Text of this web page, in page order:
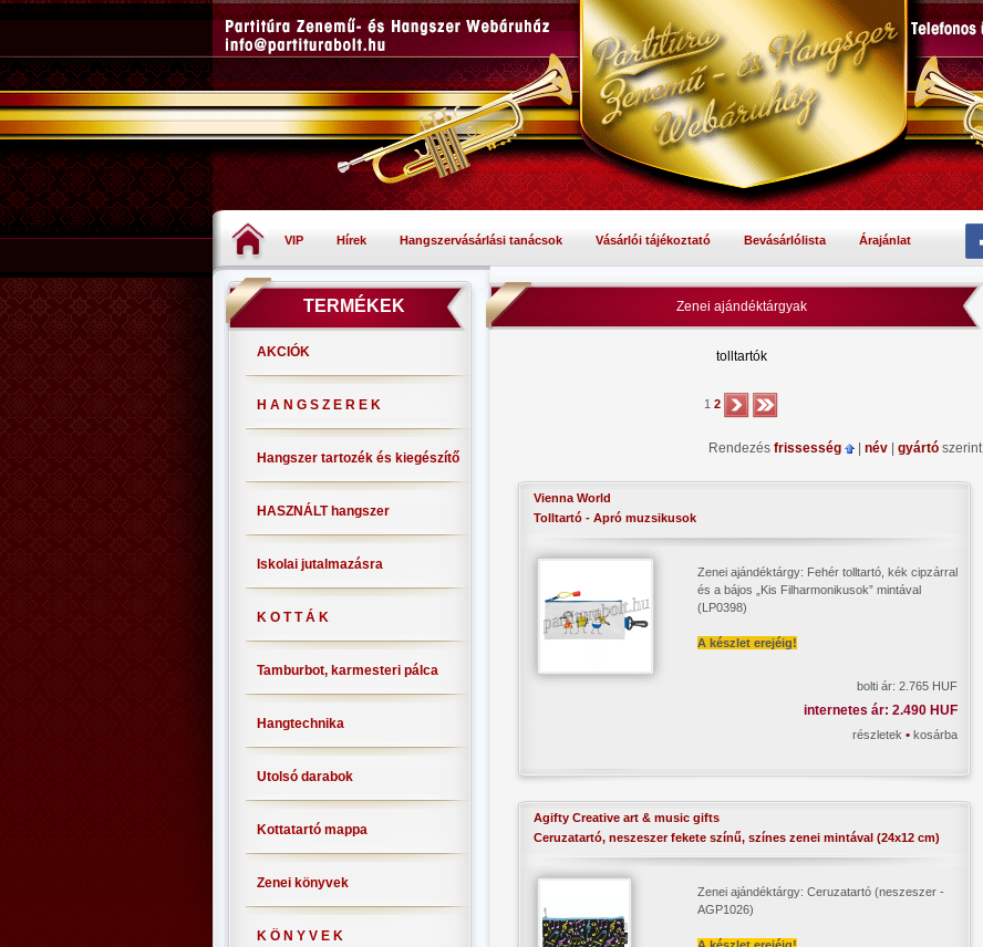
VIP Hírek Hangszervásárlási tanácsok Vásárlói tájékoztató Bevásárlólista
Árajánlat
TERMÉKEK
AKCIÓK
H A N G S Z E R E K
Hangszer tartozék és kiegészítő
HASZNÁLT hangszer
Iskolai jutalmazásra
K O T T Á K
Tamburbot, karmesteri pálca
Hangtechnika
Utolsó darabok
Kottatartó mappa
Zenei könyvek
K Ö N Y V E K
Zenei ajándéktárgyak
tolltartók
1 2
Rendezés frissesség név gyártó szerint
Vienna World
Tolltartó - Apró muzsikusok
Zenei ajándéktárgy: Fehér tolltartó, kék cipzárral
és a bájos „Kis Filharmonikusok” mintával
(LP0398)
A készlet erejéig!
bolti ár: 2.765 HUF
internetes ár: 2.490 HUF
részletek • kosárba
Agifty Creative art & music gifts
Ceruzatartó, neszeszer fekete színű, színes zenei mintával (24x12 cm)
Zenei ajándéktárgy: Ceruzatartó (neszeszer -
AGP1026)